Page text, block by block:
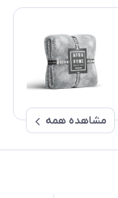
مشاهده همه